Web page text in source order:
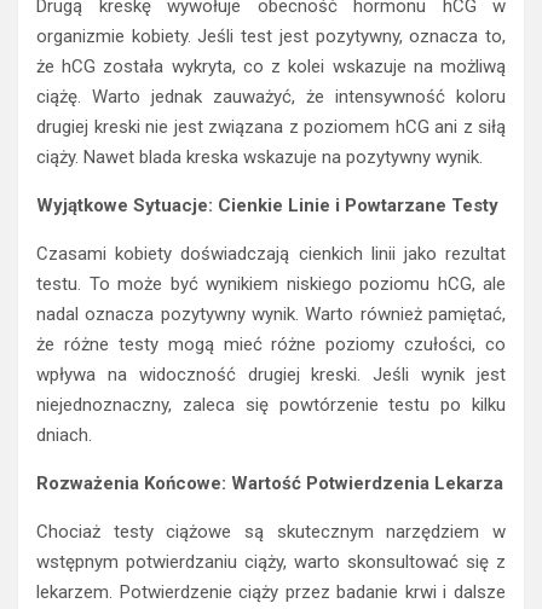
Drugą kreskę wywołuje obecność hormonu hCG w
organizmie kobiety. Jeśli test jest pozytywny, oznacza to,
że hCG została wykryta, co z kolei wskazuje na możliwą
ciążę. Warto jednak zauważyć, że intensywność koloru
drugiej kreski nie jest związana z poziomem hCG ani z siłą
ciąży. Nawet blada kreska wskazuje na pozytywny wynik.
Wyjątkowe Sytuacje: Cienkie Linie i Powtarzane Testy
Czasami kobiety doświadczają cienkich linii jako rezultat
testu. To może być wynikiem niskiego poziomu hCG, ale
nadal oznacza pozytywny wynik. Warto również pamiętać,
że różne testy mogą mieć różne poziomy czułości, co
wpływa na widoczność drugiej kreski. Jeśli wynik jest
niejednoznaczny, zaleca się powtórzenie testu po kilku
dniach.
Rozważenia Końcowe: Wartość Potwierdzenia Lekarza
Chociaż testy ciążowe są skutecznym narzędziem w
wstępnym potwierdzaniu ciąży, warto skonsultować się z
lekarzem. Potwierdzenie ciąży przez badanie krwi i dalsze